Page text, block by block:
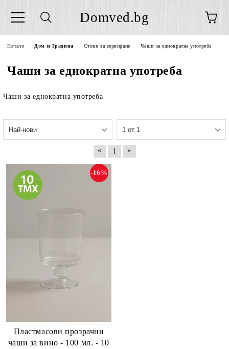
Domved.bg
Начало Дом и Градина Стоки за сервиране Чаши за еднократна употреба
Чаши за еднократна употреба
Чаши за еднократна употреба
« 1 »
Пластмасови прозрачни
чаши за вино - 100 мл. - 10
-16%